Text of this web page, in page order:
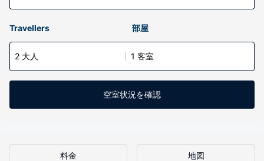
Travellers 部屋
2 大人 1 客室
空室状況を確認
料金 地図